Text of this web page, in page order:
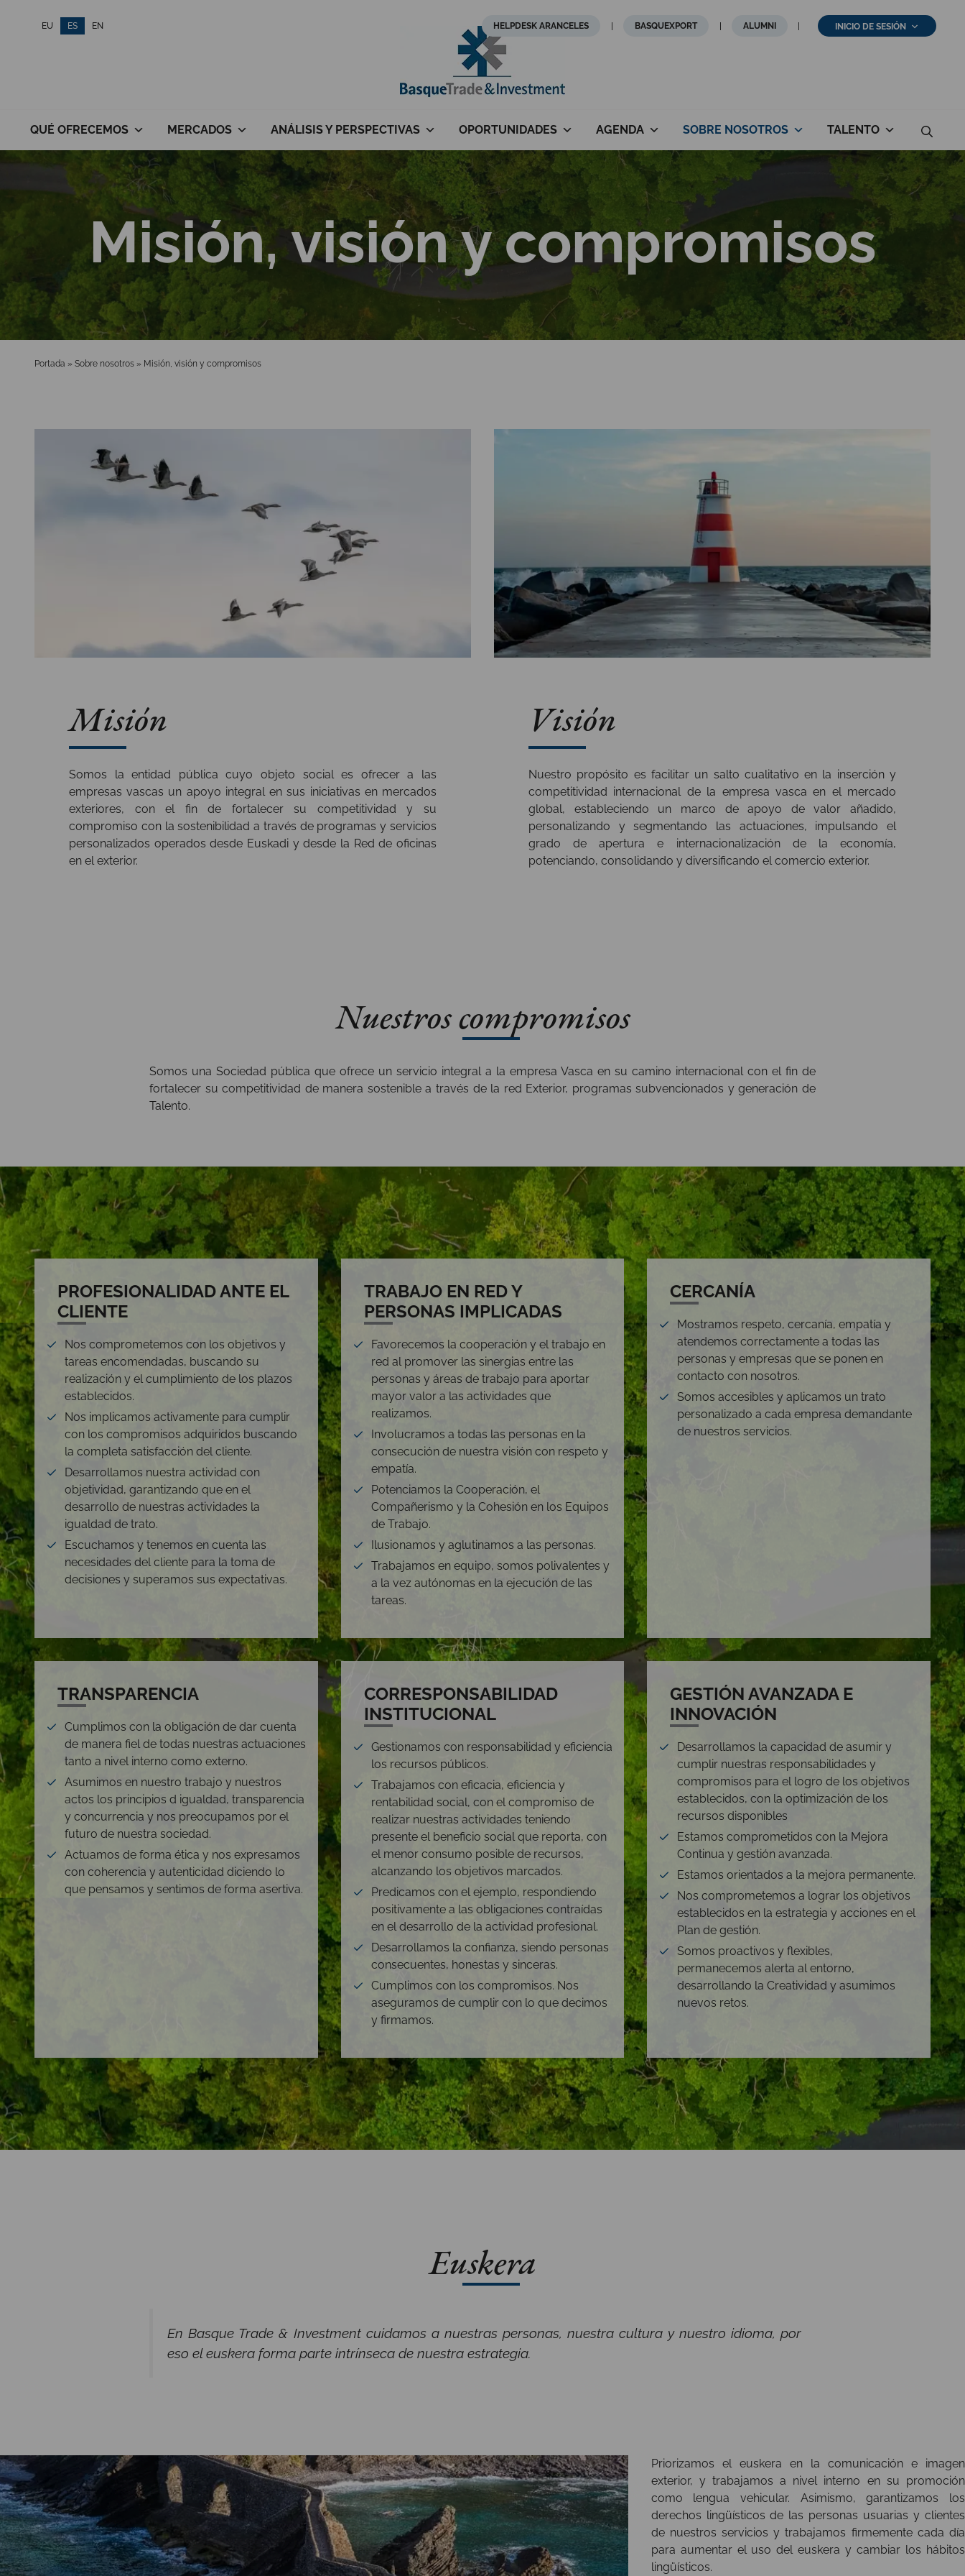
EU ES EN HELPDESK ARANCELES BASQUEXPORT ALUMNI INICIO DE SESIÓN
QUÉ OFRECEMOS MERCADOS ANÁLISIS Y PERSPECTIVAS OPORTUNIDADES AGENDA SOBRE NOSOTROS TALENTO
Misión, visión y compromisos
Portada » Sobre nosotros » Misión, visión y compromisos
Misión
Somos la entidad pública cuyo objeto social es ofrecer a las
empresas vascas un apoyo integral en sus iniciativas en mercados
exteriores, con el fin de fortalecer su competitividad y su
compromiso con la sostenibilidad a través de programas y servicios
personalizados operados desde Euskadi y desde la Red de oficinas
en el exterior.
Visión
Nuestro propósito es facilitar un salto cualitativo en la inserción y
competitividad internacional de la empresa vasca en el mercado
global, estableciendo un marco de apoyo de valor añadido,
personalizando y segmentando las actuaciones, impulsando el
grado de apertura e internacionalización de la economía,
potenciando, consolidando y diversificando el comercio exterior.
Nuestros compromisos
Somos una Sociedad pública que ofrece un servicio integral a la empresa Vasca en su camino internacional con el fin de
fortalecer su competitividad de manera sostenible a través de la red Exterior, programas subvencionados y generación de
Talento.
PROFESIONALIDAD ANTE EL
CLIENTE
Nos comprometemos con los objetivos y
tareas encomendadas, buscando su
realización y el cumplimiento de los plazos
establecidos.
Nos implicamos activamente para cumplir
con los compromisos adquiridos buscando
la completa satisfacción del cliente.
Desarrollamos nuestra actividad con
objetividad, garantizando que en el
desarrollo de nuestras actividades la
igualdad de trato.
Escuchamos y tenemos en cuenta las
necesidades del cliente para la toma de
decisiones y superamos sus expectativas.
TRABAJO EN RED Y
PERSONAS IMPLICADAS
Favorecemos la cooperación y el trabajo en
red al promover las sinergias entre las
personas y áreas de trabajo para aportar
mayor valor a las actividades que
realizamos.
Involucramos a todas las personas en la
consecución de nuestra visión con respeto y
empatía.
Potenciamos la Cooperación, el
Compañerismo y la Cohesión en los Equipos
de Trabajo.
Ilusionamos y aglutinamos a las personas.
Trabajamos en equipo, somos polivalentes y
a la vez autónomas en la ejecución de las
tareas.
CERCANÍA
Mostramos respeto, cercanía, empatía y
atendemos correctamente a todas las
personas y empresas que se ponen en
contacto con nosotros.
Somos accesibles y aplicamos un trato
personalizado a cada empresa demandante
de nuestros servicios.
TRANSPARENCIA
Cumplimos con la obligación de dar cuenta
de manera fiel de todas nuestras actuaciones
tanto a nivel interno como externo.
Asumimos en nuestro trabajo y nuestros
actos los principios d igualdad, transparencia
y concurrencia y nos preocupamos por el
futuro de nuestra sociedad.
Actuamos de forma ética y nos expresamos
con coherencia y autenticidad diciendo lo
que pensamos y sentimos de forma asertiva.
CORRESPONSABILIDAD
INSTITUCIONAL
Gestionamos con responsabilidad y eficiencia
los recursos públicos.
Trabajamos con eficacia, eficiencia y
rentabilidad social, con el compromiso de
realizar nuestras actividades teniendo
presente el beneficio social que reporta, con
el menor consumo posible de recursos,
alcanzando los objetivos marcados.
Predicamos con el ejemplo, respondiendo
positivamente a las obligaciones contraídas
en el desarrollo de la actividad profesional.
Desarrollamos la confianza, siendo personas
consecuentes, honestas y sinceras.
Cumplimos con los compromisos. Nos
aseguramos de cumplir con lo que decimos
y firmamos.
GESTIÓN AVANZADA E
INNOVACIÓN
Desarrollamos la capacidad de asumir y
cumplir nuestras responsabilidades y
compromisos para el logro de los objetivos
establecidos, con la optimización de los
recursos disponibles
Estamos comprometidos con la Mejora
Continua y gestión avanzada.
Estamos orientados a la mejora permanente.
Nos comprometemos a lograr los objetivos
establecidos en la estrategia y acciones en el
Plan de gestión.
Somos proactivos y flexibles,
permanecemos alerta al entorno,
desarrollando la Creatividad y asumimos
nuevos retos.
Euskera
En Basque Trade & Investment cuidamos a nuestras personas, nuestra cultura y nuestro idioma, por
eso el euskera forma parte intrínseca de nuestra estrategia.
Priorizamos el euskera en la comunicación e imagen
exterior, y trabajamos a nivel interno en su promoción
como lengua vehicular. Asimismo, garantizamos los
derechos lingüísticos de las personas usuarias y clientes
de nuestros servicios y trabajamos firmemente cada día
para aumentar el uso del euskera y cambiar los hábitos
lingüísticos.